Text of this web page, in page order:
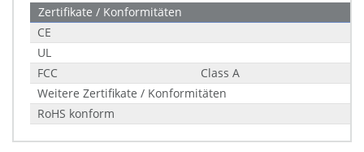
Zertifikate / Konformitäten
CE
UL
FCC
Class A
Weitere Zertifikate / Konformitäten
RoHS konform